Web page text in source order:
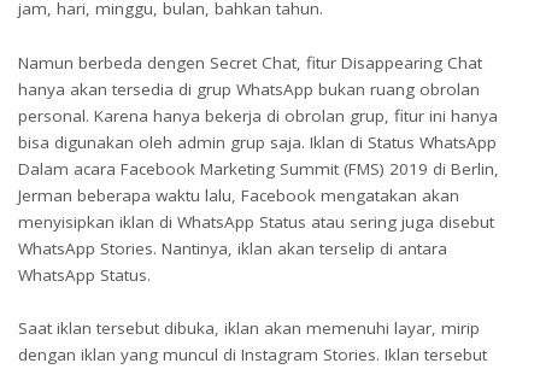
jam, hari, minggu, bulan, bahkan tahun.
Namun berbeda dengen Secret Chat, fitur Disappearing Chat
hanya akan tersedia di grup WhatsApp bukan ruang obrolan
personal. Karena hanya bekerja di obrolan grup, fitur ini hanya
bisa digunakan oleh admin grup saja. Iklan di Status WhatsApp
Dalam acara Facebook Marketing Summit (FMS) 2019 di Berlin,
Jerman beberapa waktu lalu, Facebook mengatakan akan
menyisipkan iklan di WhatsApp Status atau sering juga disebut
WhatsApp Stories. Nantinya, iklan akan terselip di antara
WhatsApp Status.
Saat iklan tersebut dibuka, iklan akan memenuhi layar, mirip
dengan iklan yang muncul di Instagram Stories. Iklan tersebut